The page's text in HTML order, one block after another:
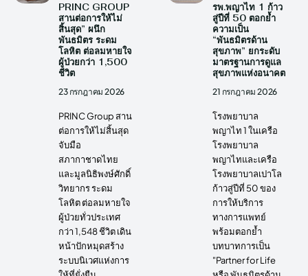
PRINC GROUP
สานต่อการให้ไม่
สิ้นสุด” ผนึก
พันธมิตร ระดม
โลหิต ต่อลมหายใจ
ผู้ป่วยกว่า 1,500
ชีวิต
23 กรกฎาคม 2026
PRINC Group สาน
ต่อการให้ไม่สิ้นสุด
จับมือ
สภากาชาดไทย
และมูลนิธิพงษ์ศักดิ์
วิทยากร ระดม
โลหิต ต่อลมหายใจ
ผู้ป่วยทั่วประเทศ
กว่า 1,548 ชีวิต เดิน
หน้าปักหมุดสร้าง
ระบบนิเวศแห่งการ
รพ.พญาไท 1 ก้าว
สู่ปีที่ 50 ตอกย้ำ
ความเป็น
“พันธมิตรด้าน
สุขภาพ” ยกระดับ
มาตรฐานการดูแล
สุขภาพแห่งอนาคต
21 กรกฎาคม 2026
โรงพยาบาล
พญาไท 1 ในเครือ
โรงพยาบาล
พญาไทและเครือ
โรงพยาบาลเปาโล
ก้าวสู่ปีที่ 50 ของ
การให้บริการ
ทางการแพทย์
พร้อมตอกย้ำ
บทบาทการเป็น
"Partner for Life